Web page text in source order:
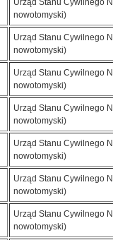
Urząd Stanu Cywilnego
nowotomyski)
Urząd Stanu Cywilnego
nowotomyski)
Urząd Stanu Cywilnego
nowotomyski)
Urząd Stanu Cywilnego
nowotomyski)
Urząd Stanu Cywilnego
nowotomyski)
Urząd Stanu Cywilnego
nowotomyski)
Urząd Stanu Cywilnego
nowotomyski)